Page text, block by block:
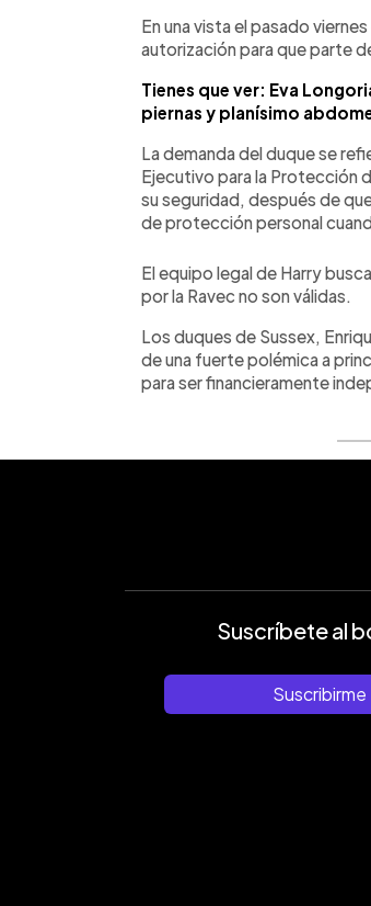
En una vista el pasado
autorización para que parte
Tienes que ver: Eva
piernas y planísimo
La demanda del duque se
Ejecutivo para la Protección
su seguridad, después de
de protección personal
El equipo legal de Harry
por la Ravec no son válidas.
Los duques de Sussex,
de una fuerte polémica a
para ser financieramente
Suscríbete al
Suscribirme